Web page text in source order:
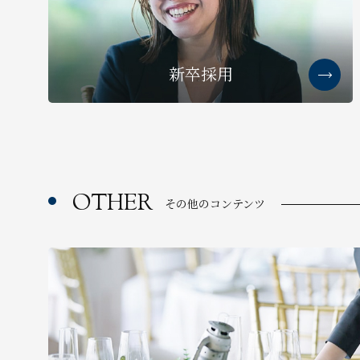
新卒採用
OTHER その他のコンテンツ